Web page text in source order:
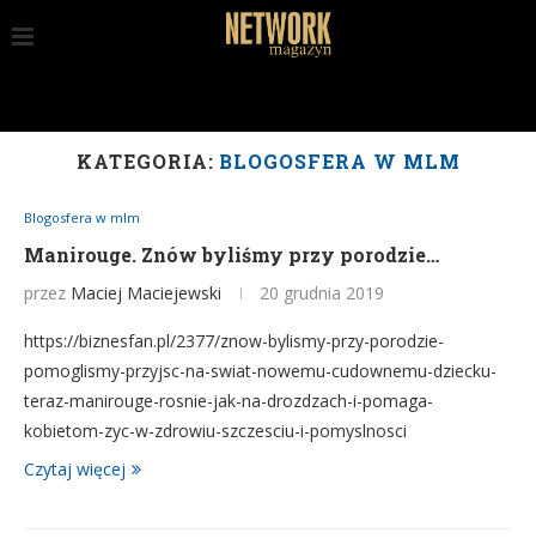
KATEGORIA: BLOGOSFERA W MLM
Blogosfera w mlm
Manirouge. Znów byliśmy przy porodzie…
przez Maciej Maciejewski 20 grudnia 2019
https://biznesfan.pl/2377/znow-bylismy-przy-porodzie-
pomoglismy-przyjsc-na-swiat-nowemu-cudownemu-dziecku-
teraz-manirouge-rosnie-jak-na-drozdzach-i-pomaga-
kobietom-zyc-w-zdrowiu-szczesciu-i-pomyslnosci
Czytaj więcej